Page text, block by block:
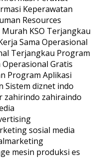
Keperawatan
Resources
KSO Terjangkau
Sama Operasional
Terjangkau Program
Operasional Gratis
Program Aplikasi
Sistem diznet indo
zahirindo zahiraindo
sosial media
mesin produksi es